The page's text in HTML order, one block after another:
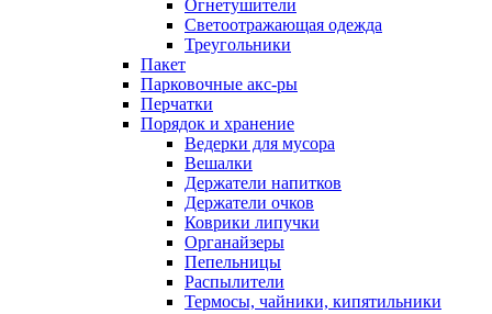
Огнетушители
Светоотражающая одежда
Треугольники
Пакет
Парковочные акс-ры
Перчатки
Порядок и хранение
Ведерки для мусора
Вешалки
Держатели напитков
Держатели очков
Коврики липучки
Органайзеры
Пепельницы
Распылители
Термосы, чайники, кипятильники